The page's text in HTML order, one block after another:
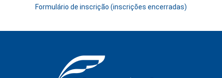
Formulário de inscrição (inscrições encerradas)